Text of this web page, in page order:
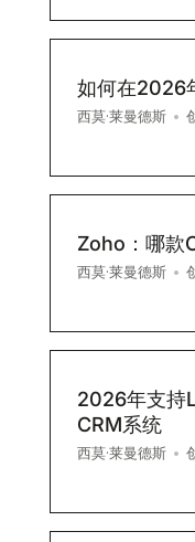
如何在2026
西莫·莱曼德斯 •
Zoho：哪款
西莫·莱曼德斯 •
2026年支持
CRM系统
西莫·莱曼德斯 •